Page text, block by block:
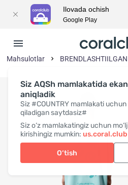
Siz AQSh mamlakatida
aniqladik
Siz #COUNTRY mamlakati
qiladigan saytdasiz#
Siz o‘z mamlakatingiz uchun
kirishingiz mumkin: us.coral.club
O‘tish
Mahsulotlar
Ilovada ochish
Google Play